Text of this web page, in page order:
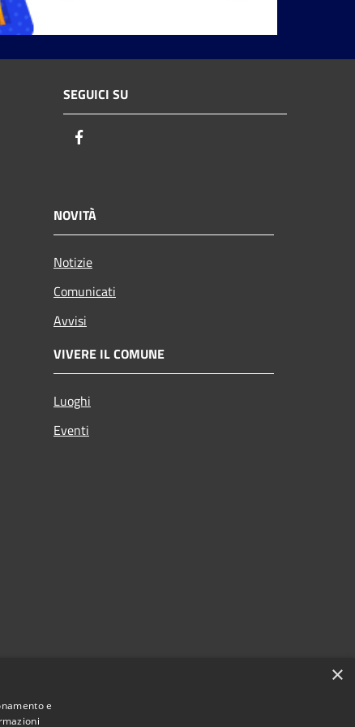
SEGUICI SU
NOVITÀ
Notizie
Comunicati
Avvisi
VIVERE IL COMUNE
Luoghi
Eventi
×
e